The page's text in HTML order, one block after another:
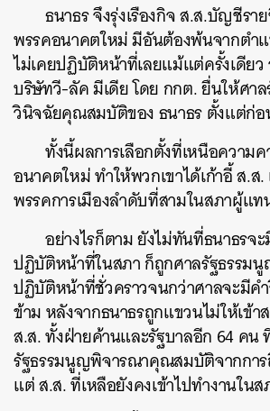
ธนาธร จึงรุ่งเรืองกิจ ส.ส.บัญชีรา
พรรคอนาคตใหม่ มีอันต้องพ้นจากตำ
ไม่เคยปฏิบัติหน้าที่เลยแม้แต่ครั้งเดีย
บริษัทวี-ลัค มีเดีย โดย กกต. ยื่นให้ศา
วินิจฉัยคุณสมบัติของ ธนาธร ตั้งแต่ก่อ
ทั้งนี้ผลการเลือกตั้งที่เหนือความ
อนาคตใหม่ ทำให้พวกเขาได้เก้าอี้ ส.ส
พรรคการเมืองลำดับที่สามในสภาผู้แท
อย่างไรก็ตาม ยังไม่ทันที่ธนาธรจะ
ปฏิบัติหน้าที่ในสภา ก็ถูกศาลรัฐธรรม
ปฏิบัติหน้าที่ชั่วคราวจนกว่าศาลจะมีค
ข้าม หลังจากธนาธรถูกแขวนไม่ให้เข้า
ส.ส. ทั้งฝ่ายค้านและรัฐบาลอีก 64 คน
รัฐธรรมนูญพิจารณาคุณสมบัติจากกา
แต่ ส.ส. ที่เหลือยังคงเข้าไปทำงานใน